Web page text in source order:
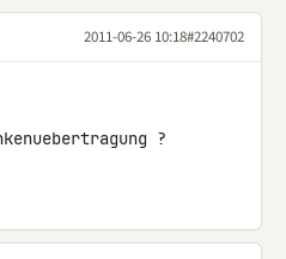
2011-06-26 10:18#2240702
?